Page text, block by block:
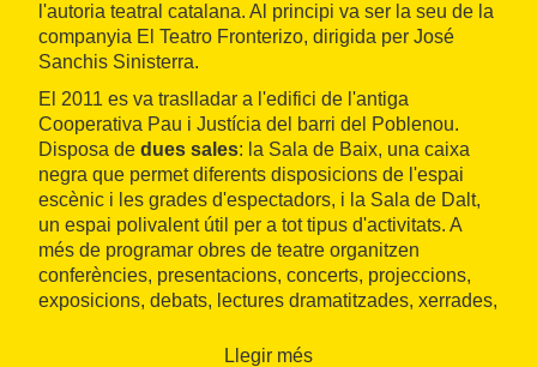
l'autoria teatral catalana. Al principi va ser la seu de la
companyia El Teatro Fronterizo, dirigida per José
Sanchis Sinisterra.
El 2011 es va traslladar a l'edifici de l'antiga
Cooperativa Pau i Justícia del barri del Poblenou.
Disposa de dues sales: la Sala de Baix, una caixa
negra que permet diferents disposicions de l'espai
escènic i les grades d'espectadors, i la Sala de Dalt,
un espai polivalent útil per a tot tipus d'activitats. A
més de programar obres de teatre organitzen
conferències, presentacions, concerts, projeccions,
exposicions, debats, lectures dramatitzades, xerrades,
Llegir més